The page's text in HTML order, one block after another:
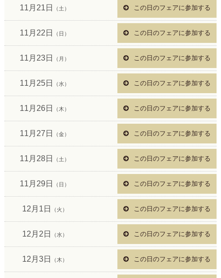
11月21日 （土） この日のフェアに参加する
11月22日 （日） この日のフェアに参加する
11月23日 （月） この日のフェアに参加する
11月25日 （水） この日のフェアに参加する
11月26日 （木） この日のフェアに参加する
11月27日 （金） この日のフェアに参加する
11月28日 （土） この日のフェアに参加する
11月29日 （日） この日のフェアに参加する
12月1日 （火） この日のフェアに参加する
12月2日 （水） この日のフェアに参加する
12月3日 （木） この日のフェアに参加する